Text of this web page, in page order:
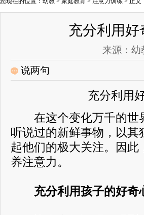
充分利用
来源：幼
说两句
充分利用
在这个变化万千的世
听说过的新鲜事物，以
起他们的极大关注。因
养注意力。
充分利用孩子的好奇